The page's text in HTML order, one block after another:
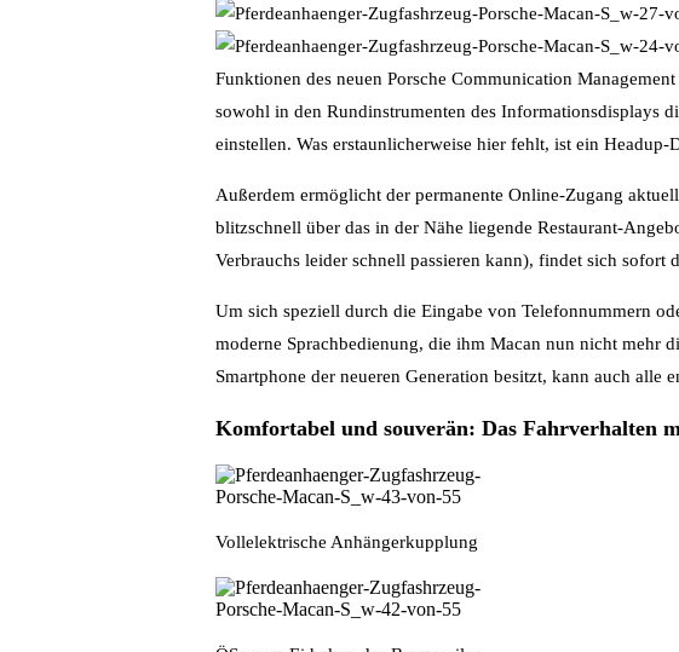
Funktionen des neuen Porsche Communication
sowohl in den Rundinstrumenten des Informationsdisplays
einstellen. Was erstaunlicherweise hier fehlt, ist ein Headup-
Außerdem ermöglicht der permanente Online-Zugang
blitzschnell über das in der Nähe liegende Restaurant-
Verbrauchs leider schnell passieren kann), findet sich sofort
Um sich speziell durch die Eingabe von Telefonnummern
moderne Sprachbedienung, die ihm Macan nun nicht mehr
Smartphone der neueren Generation besitzt, kann auch
Komfortabel und souverän: Das Fahrverhalten
Vollelektrische Anhängerkupplung